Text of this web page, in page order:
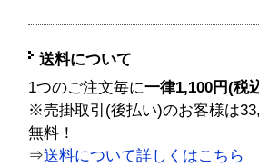
送料について
1つのご注文毎に一律1,100円(税
※売掛取引(後払い)のお客様は
無料！
⇒送料について詳しくはこちら